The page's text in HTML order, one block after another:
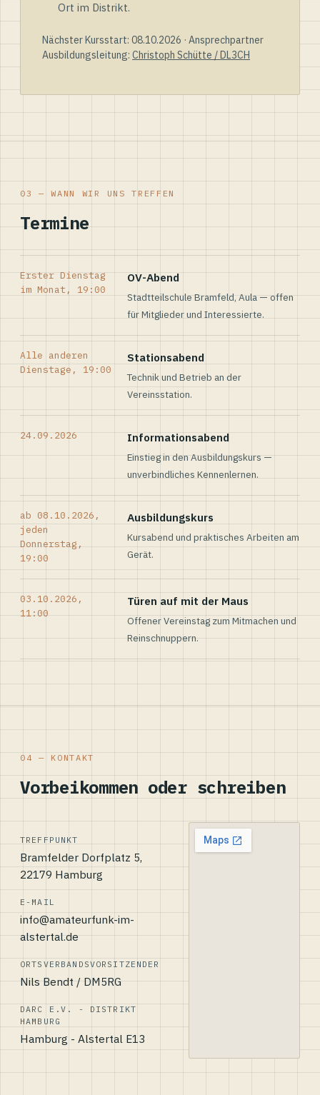
Ort im Distrikt.
Nächster Kursstart: 08.10.2026 · Ansprechpartner
Ausbildungsleitung: Christoph Schütte / DL3CH
03 — WANN WIR UNS TREFFEN
Termine
Erster Dienstag
im Monat, 19:00
OV-Abend
Stadtteilschule Bramfeld, Aula — offen
für Mitglieder und Interessierte.
Alle anderen
Dienstage, 19:00
Stationsabend
Technik und Betrieb an der
Vereinsstation.
24.09.2026 Informationsabend
Einstieg in den Ausbildungskurs —
unverbindliches Kennenlernen.
ab 08.10.2026,
jeden
Donnerstag,
19:00
Ausbildungskurs
Kursabend und praktisches Arbeiten am
Gerät.
03.10.2026,
11:00
Türen auf mit der Maus
Offener Vereinstag zum Mitmachen und
Reinschnuppern.
04 — KONTAKT
Vorbeikommen oder schreiben
TREFFPUNKT
Bramfelder Dorfplatz 5,
22179 Hamburg
E-MAIL
info@amateurfunk-im-
alstertal.de
ORTSVERBANDSVORSITZENDER
Nils Bendt / DM5RG
DARC E.V. - DISTRIKT
HAMBURG
Hamburg - Alstertal E13